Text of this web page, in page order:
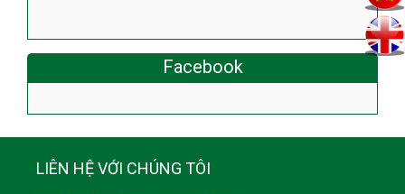
Facebook
LIÊN HỆ VỚI CHÚNG TÔI